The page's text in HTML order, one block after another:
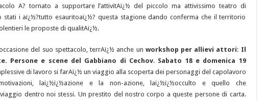
A? tornato a supportare l’attivitAï¿½ del piccolo ma attivissimo teatro di
stati i aï¿½?tutto esauritoaï¿½? questa stagione dando conferma che il territorio
le proposte di qualitAï¿½.
del suo spettacolo, terrAï¿½ anche un workshop per allievi attori: Il
Persone e scene del Gabbiano di Cechov. Sabato 18 e domenica 19
di lavoro si farAï¿½ un viaggio alla scoperta dei personaggi del capolavoro
laï¿½ï¿½azione e la non-azione, laï¿½ï¿½occulto e quello che
dentro noi stessi. Un prestito del nostro corpo a queste persone di carta.